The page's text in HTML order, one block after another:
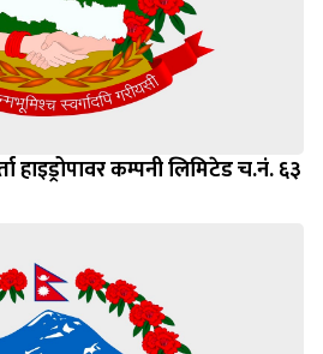
हाइड्रोपावर कम्पनी लिमिटेड च.नं. ६३